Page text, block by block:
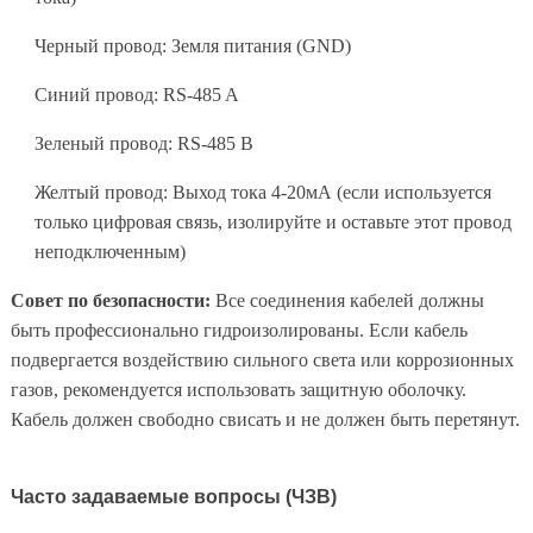
Черный провод: Земля питания (GND)
Синий провод: RS-485 A
Зеленый провод: RS-485 B
Желтый провод: Выход тока 4-20мА (если используется
только цифровая связь, изолируйте и оставьте этот провод
неподключенным)
Совет по безопасности: Все соединения кабелей должны
быть профессионально гидроизолированы. Если кабель
подвергается воздействию сильного света или коррозионных
газов, рекомендуется использовать защитную оболочку.
Кабель должен свободно свисать и не должен быть перетянут.
Часто задаваемые вопросы (ЧЗВ)